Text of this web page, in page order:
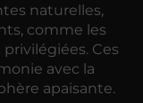
naturelles,
comme les
Ces
avec la
apaisante.